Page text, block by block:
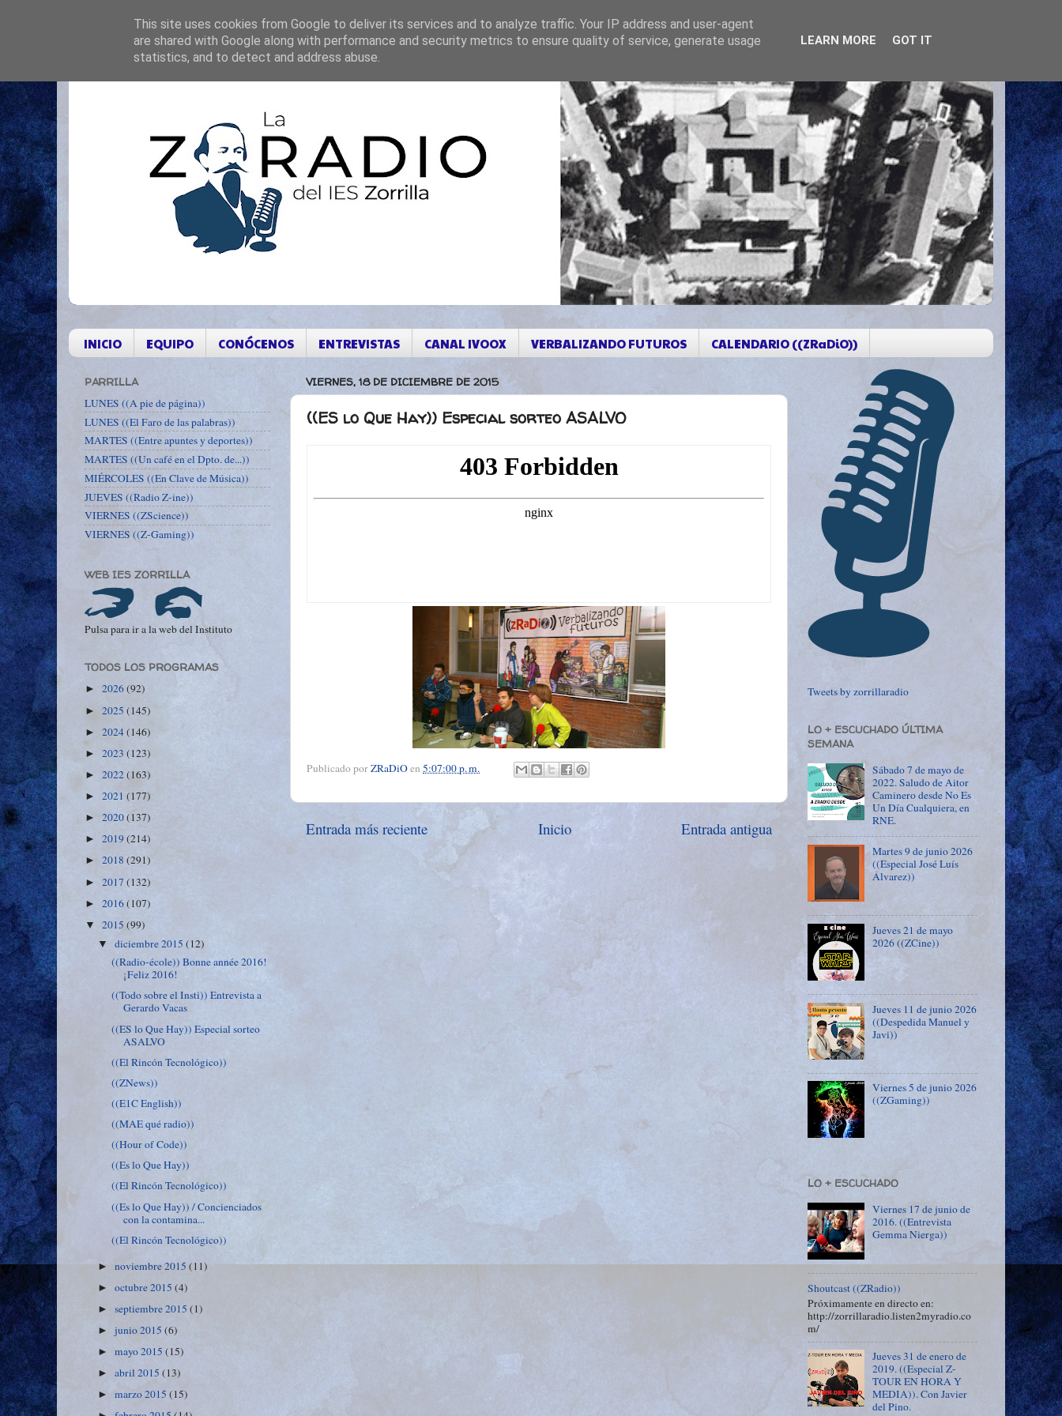
INICIO EQUIPO CONÓCENOS ENTREVISTAS CANAL IVOOX VERBALIZANDO FUTUROS CALENDARIO ((ZRaDiO))
VIERNES, 18 DE DICIEMBRE DE 2015
((ES lo Que Hay)) Especial sorteo ASALVO
Publicado porZRaDiOen 5:07:00 p. m.
Entrada más reciente Entrada antigua
Inicio
PARRILLA
LUNES ((A pie de página))
LUNES ((El Faro de las palabras))
MARTES ((Entre apuntes y deportes))
MARTES ((Un café en el Dpto. de...))
MIÉRCOLES ((En Clave de Música))
JUEVES ((Radio Z-ine))
VIERNES ((ZScience))
VIERNES ((Z-Gaming))
WEB IES ZORRILLA
Pulsa para ir a la web del Instituto
TODOS LOS PROGRAMAS
► 2026(92)
► 2025 (145)
► 2024(146)
► 2023 (123)
► 2022(163)
► 2021 (177)
► 2020(137)
► 2019(214)
► 2018 (291)
► 2017 (132)
► 2016(107)
▼ 2015 (99)
▼diciembre 2015(12)
((Radio-école)) Bonne année 2016!
¡Feliz 2016!
((Todo sobre el Insti)) Entrevista a
Gerardo Vacas
((ES lo Que Hay)) Especial sorteo
ASALVO
((El Rincón Tecnológico))
((ZNews))
((E1C English))
((MAE qué radio))
((Hour of Code))
((Es lo Que Hay))
((El Rincón Tecnológico))
((Es lo Que Hay)) / Concienciados
con la contamina...
((El Rincón Tecnológico))
►noviembre 2015(11)
►octubre 2015(4)
►septiembre 2015(1)
►junio 2015(6)
►mayo 2015(15)
►abril 2015(13)
►marzo 2015(15)
Tweets by zorrillaradio
LO + ESCUCHADO ÚLTIMA
SEMANA
Sábado 7 de mayo de
2022. Saludo de Aitor
Caminero desde No Es
Un Día Cualquiera, en
RNE.
Martes 9 de junio 2026
((Especial José Luís
Álvarez))
Jueves 21 de mayo
2026 ((ZCine))
Jueves 11 de junio 2026
((Despedida Manuel y
Javi))
Viernes 5 de junio 2026
((ZGaming))
LO + ESCUCHADO
Viernes 17 de junio de
2016. ((Entrevista
Gemma Nierga))
Shoutcast ((ZRadio))
Próximamente en directo en:
http://zorrillaradio.listen2myradio.co
m/
Jueves 31 de enero de
2019. ((Especial Z-
TOUR EN HORA Y
MEDIA)). Con Javier
del Pino.
This site uses cookies from Google to deliver its services and to analyze traffic. Your IP address and user-agent
are shared with Google along with performance and security metrics to ensure quality of service, generate usage
statistics, and to detect and address abuse.
LEARN MORE GOT IT